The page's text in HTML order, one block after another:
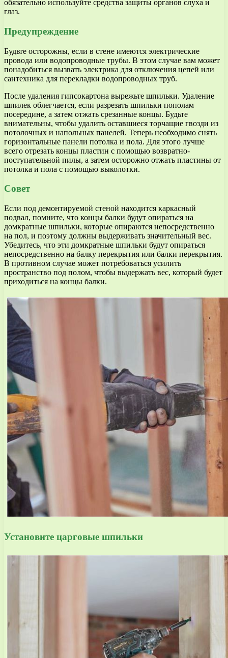
обязательно используйте средства защиты органов слуха и
глаз.
Предупреждение
Будьте осторожны, если в стене имеются электрические
провода или водопроводные трубы. В этом случае вам может
понадобиться вызвать электрика для отключения цепей или
сантехника для перекладки водопроводных труб.
После удаления гипсокартона вырежьте шпильки. Удаление
шпилек облегчается, если разрезать шпильки пополам
посередине, а затем отжать срезанные концы. Будьте
внимательны, чтобы удалить оставшиеся торчащие гвозди из
потолочных и напольных панелей. Теперь необходимо снять
горизонтальные панели потолка и пола. Для этого лучше
всего отрезать концы пластин с помощью возвратно-
поступательной пилы, а затем осторожно отжать пластины от
потолка и пола с помощью выколотки.
Совет
Если под демонтируемой стеной находится каркасный
подвал, помните, что концы балки будут опираться на
домкратные шпильки, которые опираются непосредственно
на пол, и поэтому должны выдерживать значительный вес.
Убедитесь, что эти домкратные шпильки будут опираться
непосредственно на балку перекрытия или балки перекрытия.
В противном случае может потребоваться усилить
пространство под полом, чтобы выдержать вес, который будет
приходиться на концы балки.
Установите царговые шпильки